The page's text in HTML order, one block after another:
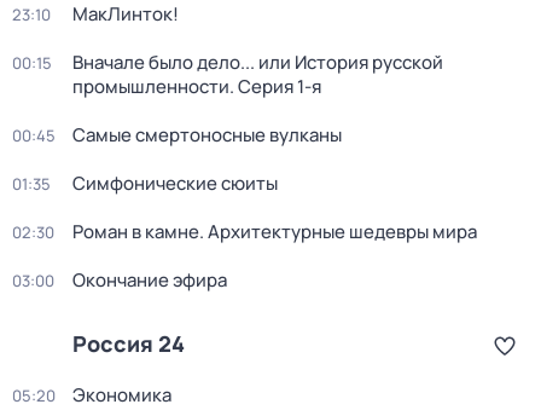
23:10 МакЛинток!
00:15
Вначале было дело... или История русской
промышленности. Серия 1-я
00:45 Самые смертоносные вулканы
01:35 Симфонические сюиты
02:30 Роман в камне. Архитектурные шедевры мира
03:00 Окончание эфира
Россия 24
05:20 Экономика